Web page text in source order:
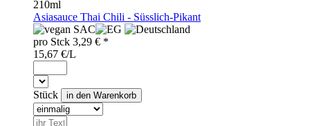
210ml
Asiasauce Thai Chili - Süsslich-Pikant
SAC
pro Stck 3,29 € *
15,67 €/L
Stück